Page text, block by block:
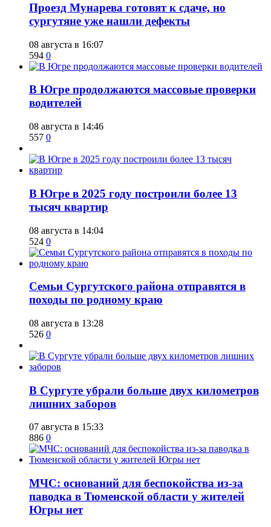
​Проезд Мунарева готовят к сдаче, но
сургутяне уже нашли дефекты
08 августа в 16:07
594 0
​В Югре продолжаются массовые проверки
водителей
08 августа в 14:46
557 0
​В Югре в 2025 году построили более 13
тысяч квартир
08 августа в 14:04
524 0
​Семьи Сургутского района отправятся в
походы по родному краю
08 августа в 13:28
526 0
​В Сургуте убрали больше двух километров
лишних заборов
07 августа в 15:33
886 0
​МЧС: оснований для беспокойства из-за
паводка в Тюменской области у жителей
Югры нет